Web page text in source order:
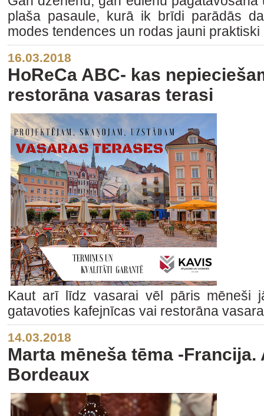
plaša pasaule, kurā ik brīdi parādās
modes tendences un rodas jauni
16.03.2018
HoReCa ABC- kas
restorāna vasaras terasi
Kaut arī līdz vasarai vēl pāris mēneši
gatavoties kafejnīcas vai restorāna
14.03.2018
Marta mēneša tēma -
Bordeaux